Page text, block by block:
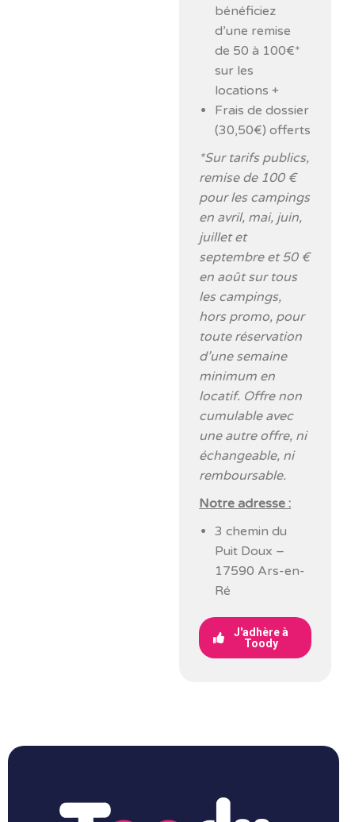
bénéficiez
d’une remise
de 50 à 100€*
sur les
locations +
Frais de dossier
(30,50€) offerts
*Sur tarifs publics,
remise de 100 €
pour les campings
en avril, mai, juin,
juillet et
septembre et 50 €
en août sur tous
les campings,
hors promo, pour
toute réservation
d’une semaine
minimum en
locatif. Offre non
cumulable avec
une autre offre, ni
échangeable, ni
remboursable.
Notre adresse :
3 chemin du
Puit Doux –
17590 Ars-en-
Ré
J'adhère à
Toody